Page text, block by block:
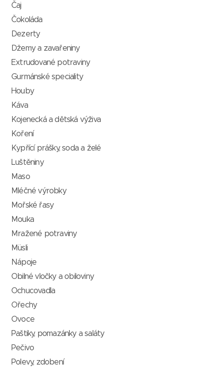
Čaj
Čokoláda
Dezerty
Džemy a zavařeniny
Extrudované potraviny
Gurmánské speciality
Houby
Káva
Kojenecká a dětská výživa
Koření
Kypřící prášky, soda a želé
Luštěniny
Maso
Mléčné výrobky
Mořské řasy
Mouka
Mražené potraviny
Müsli
Nápoje
Obilné vločky a obiloviny
Ochucovadla
Ořechy
Ovoce
Paštiky, pomazánky a saláty
Pečivo
Polevy, zdobení